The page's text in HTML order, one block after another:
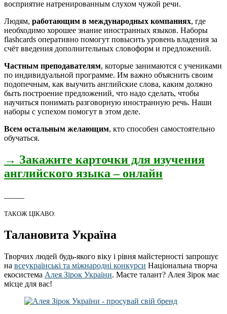
восприятие натренированным слухом чужой речи.
Людям, работающим в международных компаниях, где
необходимо хорошее знание иностранных языков. Наборы
flashcards оперативно помогут повысить уровень владения за
счёт введения дополнительных словоформ и предложений.
Частным преподавателям, которые занимаются с учениками
по индивидуальной программе. Им важно объяснить своим
подопечным, как выучить английские слова, каким должно
быть построение предложений, что надо сделать, чтобы
научиться понимать разговорную иностранную речь. Наши
наборы с успехом помогут в этом деле.
Всем остальным желающим, кто способен самостоятельно
обучаться.
→ Закажите карточки для изучения
английского языка – онлайн
ТАКОЖ ЦІКАВО:
Талановита Україна
Творчих людей будь-якого віку і рівня майстерності запрошує
на всеукраїнські та міжнародні конкурси Національна творча
екосистема Алея Зірок України. Маєте талант? Алея Зірок має
місце для вас!